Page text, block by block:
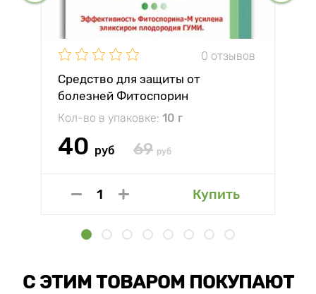
0 отзывов
Средство для защиты от
болезней Фитоспорин
Кол-во в упаковке: 10 г
40 руб 69 руб
Купить
С ЭТИМ ТОВАРОМ ПОКУПАЮТ